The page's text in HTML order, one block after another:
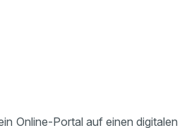
Online-Portal auf einen digitalen